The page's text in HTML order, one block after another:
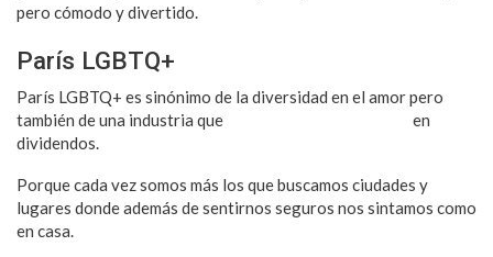
pero cómodo y divertido.
París LGBTQ+
París LGBTQ+ es sinónimo de la diversidad en el amor pero
también de una industria que
en
dividendos.
Porque cada vez somos más los que buscamos ciudades y
lugares donde además de sentirnos seguros nos sintamos como
en casa.